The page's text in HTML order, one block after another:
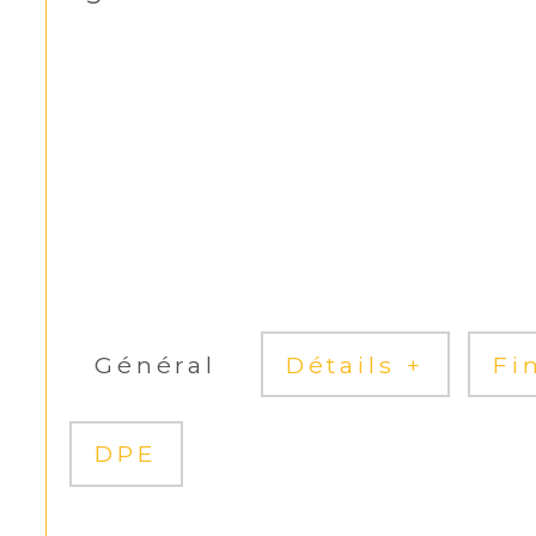
Général Détails +
DPE